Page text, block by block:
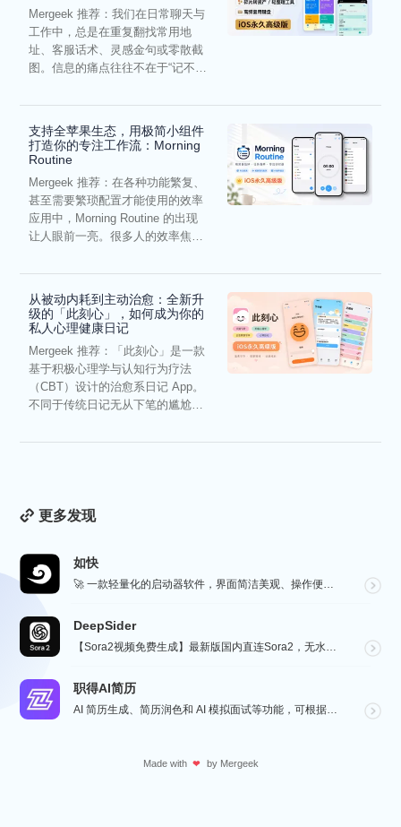
Mergeek 推荐：我们在日常聊天与
工作中，总是在重复翻找常用地
址、客服话术、灵感金句或零散截
图。信息的痛点往往不在于“记不
支持全苹果生态，用极简小组件
打造你的专注工作流：Morning
Routine
Mergeek 推荐：在各种功能繁复、
甚至需要繁琐配置才能使用的效率
应用中，Morning Routine 的出现
让人眼前一亮。很多人的效率焦
从被动内耗到主动治愈：全新升
级的「此刻心」，如何成为你的
私人心理健康日记
Mergeek 推荐：「此刻心」是一款
基于积极心理学与认知行为疗法
（CBT）设计的治愈系日记 App。
不同于传统日记无从下笔的尴尬，
更多发现
如快
🚀 一款轻量化的启动器软件，界面简洁美观、操作便捷，并且支持插件开发。支持全键盘操作。开发者目前处于...
DeepSider
【Sora2视频免费生成】最新版国内直连Sora2，无水印免费使用，无需邀请码，一键生成大片，人物自...
职得AI简历
AI 简历生成、简历润色和 AI 模拟面试等功能，可根据指定的求职岗位，一键快速生成高匹配的简历内容...
Made with ❤ by Mergeek